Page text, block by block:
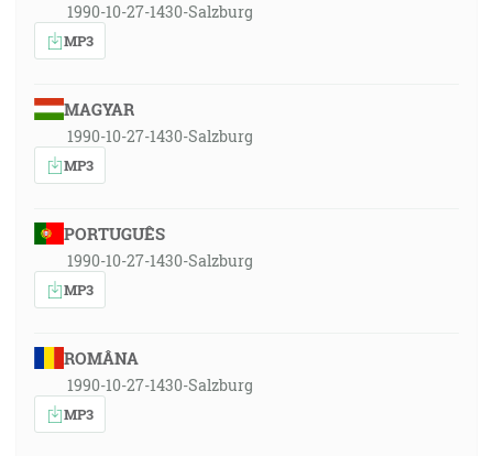
1990-10-27-1430-Salzburg
MP3
MAGYAR
1990-10-27-1430-Salzburg
MP3
PORTUGUÊS
1990-10-27-1430-Salzburg
MP3
ROMÂNA
1990-10-27-1430-Salzburg
MP3